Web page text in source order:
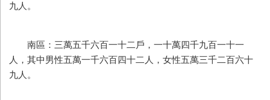
九人。
南區：三萬五千六百一十二戶，一十萬四千九百一十一
人，其中男性五萬一千六百四十二人，女性五萬三千二百六十
九人。